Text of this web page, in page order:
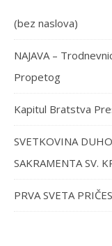
(bez naslova)
NAJAVA –
Propetog
Kapitul Bratstva
SVETKOVINA
SAKRAMENTA SV.
PRVA SVETA